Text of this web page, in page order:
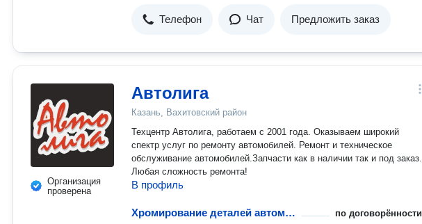
Телефон Чат Предложить заказ
Организация
проверена
Автолига
Казань, Вахитовский район
Техцентр Автолига, работаем с 2001 года. Оказываем широкий
спектр услуг по ремонту автомобилей. Ремонт и техническое
обслуживание автомобилей.Запчасти как в наличии так и под заказ.
Любая сложность ремонта!
В профиль
Хромирование деталей автомобиля по договорённости